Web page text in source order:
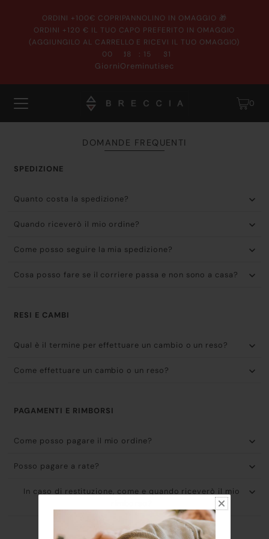
ORDINI +100€ COPRIPANNOLINO IN OMAGGIO 🎁
ORDINI +120 € IL TUO CAPO PREFERITO IN OMAGGIO
(AGGIUNGILO AL CARRELLO E RICEVI IL TUO OMAGGIO)
00
Giorni
:18
Ore
: 15
minuti
:30
sec
0
DOMANDE FREQUENTI
SPEDIZIONE
Quanto costa la spedizione?
Quando riceverò il mio ordine?
Come posso seguire la mia spedizione?
Cosa posso fare se il corriere passa e non sono a casa?
RESI E CAMBI
Qual è il termine per effettuare un cambio o un reso?
Come effettuare un cambio o un reso?
PAGAMENTI E RIMBORSI
Come posso pagare il mio ordine?
Posso pagare a rate?
In caso di restituzione, come e quando riceverò il mio